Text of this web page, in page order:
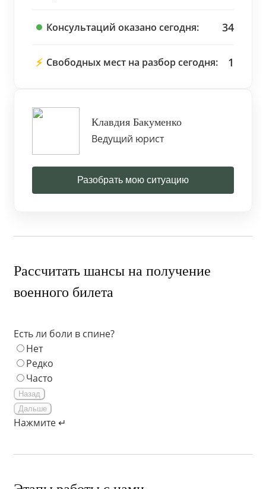
Консультаций оказано сегодня: 34
⚡ Свободных мест на разбор сегодня: 1
Клавдия Бакуменко
Ведущий юрист
Разобрать мою ситуацию
Рассчитать шансы на получение
военного билета
Есть ли боли в спине?
Нет
Редко
Часто
Назад
Дальше
Нажмите ↵